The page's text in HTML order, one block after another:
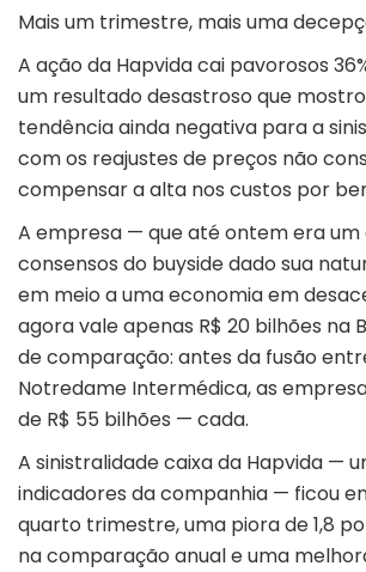
Mais um trimestre, mais uma
A ação da Hapvida cai pavorosos
um resultado desastroso que
tendência ainda negativa para a
com os reajustes de preços não
compensar a alta nos custos por
A empresa — que até ontem era um
consensos do buyside dado sua
em meio a uma economia em
agora vale apenas R$ 20 bilhões na
de comparação: antes da fusão
Notredame Intermédica, as
de R$ 55 bilhões — cada.
A sinistralidade caixa da Hapvida —
indicadores da companhia — ficou
quarto trimestre, uma piora de 1,8
na comparação anual e uma